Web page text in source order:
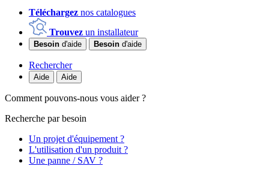
Téléchargez nos catalogues
Trouvez un installateur
Besoin d'aide Besoin d'aide
Rechercher
Aide Aide
Comment pouvons-nous vous aider ?
Recherche par besoin
Un projet d'équipement ?
L'utilisation d'un produit ?
Une panne / SAV ?